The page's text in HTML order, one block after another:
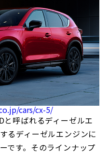
cars/cx-5/
と呼ばれるディーゼルエ
るディーゼルエンジンに
です。そのラインナップ